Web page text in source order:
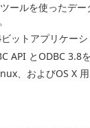
ールを使ったデ
ットアプリケーシ
API とODBC 3.8を
、およびOS X 用